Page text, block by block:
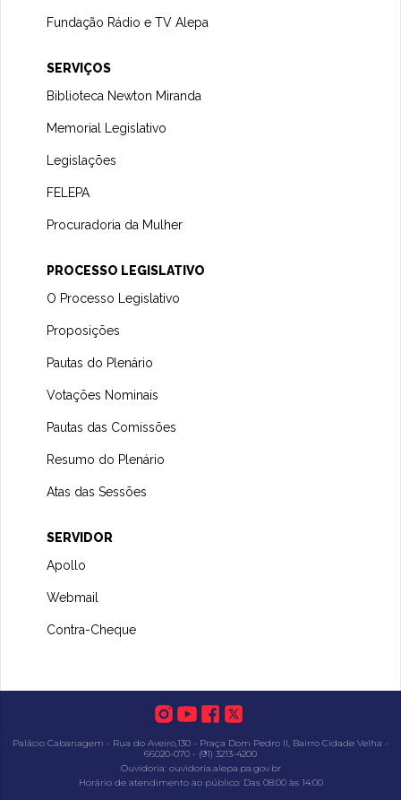
Fundação Rádio e TV Alepa
SERVIÇOS
Biblioteca Newton Miranda
Memorial Legislativo
Legislações
FELEPA
Procuradoria da Mulher
PROCESSO LEGISLATIVO
O Processo Legislativo
Proposições
Pautas do Plenário
Votações Nominais
Pautas das Comissões
Resumo do Plenário
Atas das Sessões
SERVIDOR
Apollo
Webmail
Contra-Cheque
Palácio Cabanagem - Rua do Aveiro,130 - Praça Dom Pedro II, Bairro Cidade Velha -
66020-070 - (91) 3213-4200
Ouvidoria: ouvidoria.alepa.pa.gov.br
Horário de atendimento ao público: Das 08:00 às 14:00